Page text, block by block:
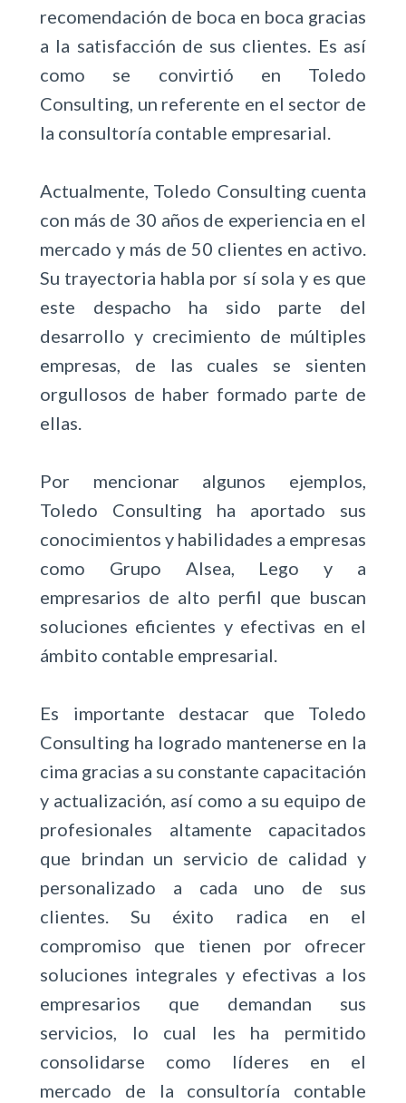
recomendación de boca en boca gracias
a la satisfacción de sus clientes. Es así
como se convirtió en Toledo
Consulting, un referente en el sector de
la consultoría contable empresarial.
Actualmente, Toledo Consulting cuenta
con más de 30 años de experiencia en el
mercado y más de 50 clientes en activo.
Su trayectoria habla por sí sola y es que
este despacho ha sido parte del
desarrollo y crecimiento de múltiples
empresas, de las cuales se sienten
orgullosos de haber formado parte de
ellas.
Por mencionar algunos ejemplos,
Toledo Consulting ha aportado sus
conocimientos y habilidades a empresas
como Grupo Alsea, Lego y a
empresarios de alto perfil que buscan
soluciones eficientes y efectivas en el
ámbito contable empresarial.
Es importante destacar que Toledo
Consulting ha logrado mantenerse en la
cima gracias a su constante capacitación
y actualización, así como a su equipo de
profesionales altamente capacitados
que brindan un servicio de calidad y
personalizado a cada uno de sus
clientes. Su éxito radica en el
compromiso que tienen por ofrecer
soluciones integrales y efectivas a los
empresarios que demandan sus
servicios, lo cual les ha permitido
consolidarse como líderes en el
mercado de la consultoría contable